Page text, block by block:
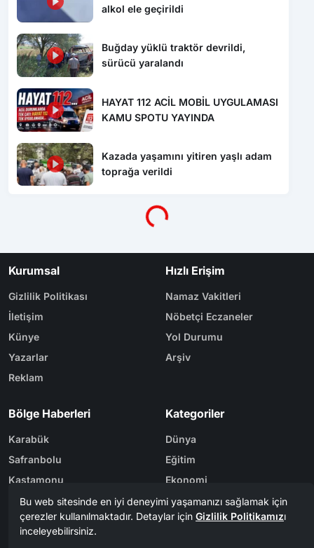
alkol ele geçirildi
Buğday yüklü traktör devrildi,
sürücü yaralandı
HAYAT 112 ACİL MOBİL UYGULAMASI
KAMU SPOTU YAYINDA
Kazada yaşamını yitiren yaşlı adam
toprağa verildi
Yükleniyor...
Kurumsal
Gizlilik Politikası
İletişim
Künye
Yazarlar
Reklam
Hızlı Erişim
Namaz Vakitleri
Nöbetçi Eczaneler
Yol Durumu
Arşiv
Bölge Haberleri
Karabük
Safranbolu
Kastamonu
Bolu
Zonguldak
Kategoriler
Dünya
Eğitim
Ekonomi
Gündem
Spor